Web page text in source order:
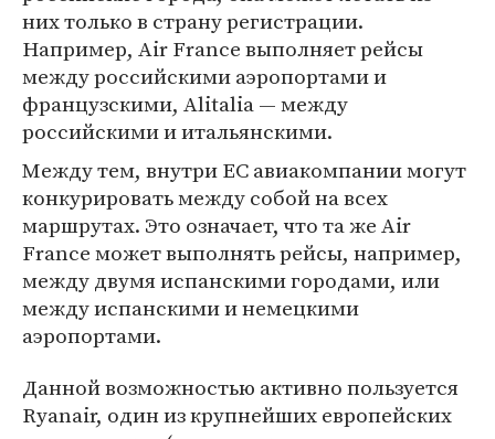
них только в страну регистрации.
Например, Air France выполняет рейсы
между российскими аэропортами и
французскими, Alitalia — между
российскими и итальянскими.
Между тем, внутри ЕС авиакомпании могут
конкурировать между собой на всех
маршрутах. Это означает, что та же Air
France может выполнять рейсы, например,
между двумя испанскими городами, или
между испанскими и немецкими
аэропортами.
Данной возможностью активно пользуется
Ryanair, один из крупнейших европейских